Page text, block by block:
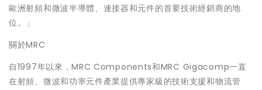
歐洲射頻和微波半導體、連接器和元件的首要技術經銷商的地
位。」
關於MRC
自1997年以來，MRC Components和MRC Gigacomp一直
在射頻、微波和功率元件產業提供專家級的技術支援和物流管